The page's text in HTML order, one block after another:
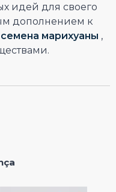
идей для своего
дополнением к
семена марихуаны ,